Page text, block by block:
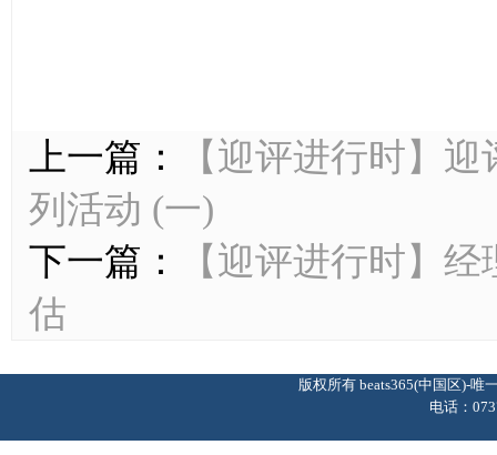
上一篇：
【迎评进行时】
列活动 (一)
下一篇：
【迎评进行时】
估
版权所有 beats365(中国区)-
电话：